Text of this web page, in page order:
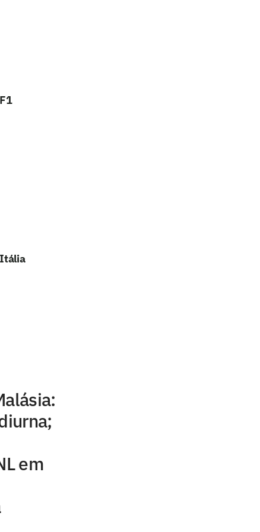
em